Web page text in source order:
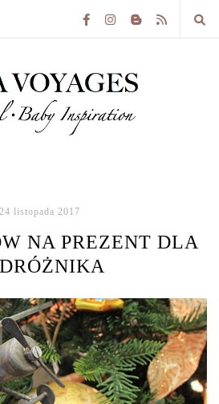
24 listopada 2017
NA PREZENT DLA